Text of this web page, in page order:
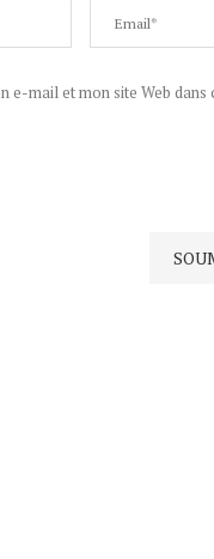
e-mail et mon site Web